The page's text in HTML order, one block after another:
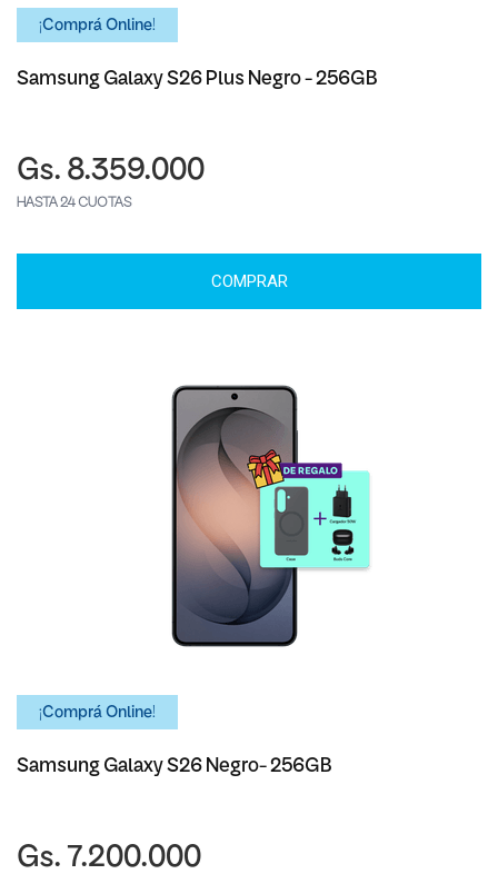
¡Comprá Online!
Samsung Galaxy S26 Plus Negro - 256GB
Gs. 8.359.000
HASTA 24 CUOTAS
COMPRAR
¡Comprá Online!
Samsung Galaxy S26 Negro- 256GB
Gs. 7.200.000